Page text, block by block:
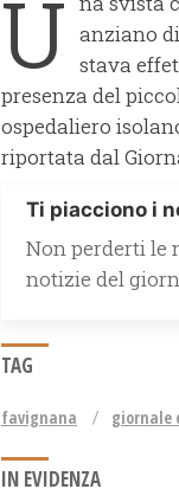
U anziano
stava
presenza del
ospedaliero
riportata dal
Ti piacciono i
Non perderti le
notizie del
TAG
favignana giornale
IN EVIDENZA